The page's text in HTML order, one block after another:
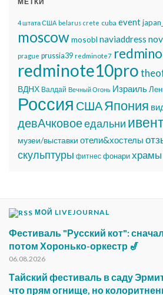
4 штата США belarus crete cuba event
moscowmosobl naviaddress
prague prussia39 redminote7
redminote10pro
ВДНХ Валдай Вечный Огонь Израиль
Россия СШАЯпония
девАчковоеедальни
музеи/выставки отели&хостелы
скульптуры фитнес фонарихрамы
МОЙ LIVEJOURNAL
Фестиваль "Русский кот":
потом Хоронько-оркестр 🎷
06.08.2026
Тайский фестиваль в саду
что прям огнище, но